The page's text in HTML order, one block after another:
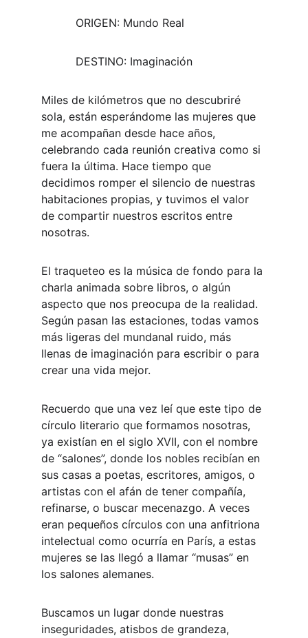
          ORIGEN: Mundo Real
          DESTINO: Imaginación
Miles de kilómetros que no descubriré
sola, están esperándome las mujeres que
me acompañan desde hace años,
celebrando cada reunión creativa como si
fuera la última. Hace tiempo que
decidimos romper el silencio de nuestras
habitaciones propias, y tuvimos el valor
de compartir nuestros escritos entre
nosotras.
El traqueteo es la música de fondo para la
charla animada sobre libros, o algún
aspecto que nos preocupa de la realidad.
Según pasan las estaciones, todas vamos
más ligeras del mundanal ruido, más
llenas de imaginación para escribir o para
crear una vida mejor.
Recuerdo que una vez leí que este tipo de
círculo literario que formamos nosotras,
ya existían en el siglo XVII, con el nombre
de “salones”, donde los nobles recibían en
sus casas a poetas, escritores, amigos, o
artistas con el afán de tener compañía,
refinarse, o buscar mecenazgo. A veces
eran pequeños círculos con una anfitriona
intelectual como ocurría en París, a estas
mujeres se las llegó a llamar “musas” en
los salones alemanes.
Buscamos un lugar donde nuestras
inseguridades, atisbos de grandeza,